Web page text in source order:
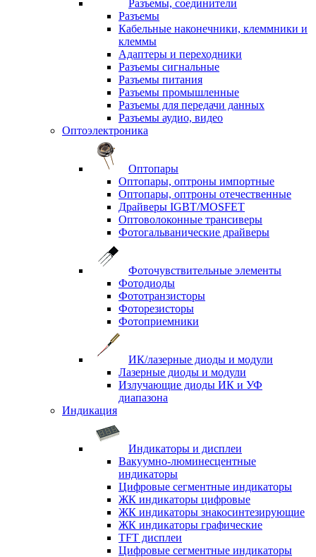
Разъемы, соединители
Разъемы
Кабельные наконечники, клеммники и
клеммы
Адаптеры и переходники
Разъемы сигнальные
Разъемы питания
Разъемы промышленные
Разъемы для передачи данных
Разъемы аудио, видео
Оптоэлектроника
Оптопары
Оптопары, оптроны импортные
Оптопары, оптроны отечественные
Драйверы IGBT/MOSFET
Оптоволоконные трансиверы
Фотогальванические драйверы
Фоточувствительные элементы
Фотодиоды
Фототранзисторы
Фоторезисторы
Фотоприемники
ИК/лазерные диоды и модули
Лазерные диоды и модули
Излучающие диоды ИК и УФ
диапазона
Индикация
Индикаторы и дисплеи
Вакуумно-люминесцентные
индикаторы
Цифровые сегментные индикаторы
ЖК индикаторы цифровые
ЖК индикаторы знакосинтезирующие
ЖК индикаторы графические
TFT дисплеи
Цифровые сегментные индикаторы